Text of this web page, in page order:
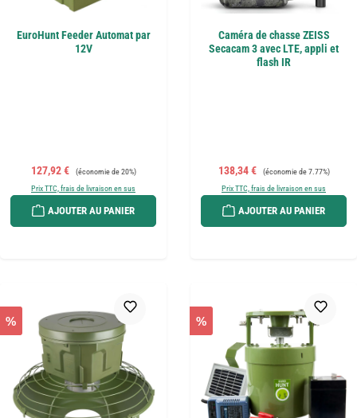
EuroHunt Feeder Automat par
12V
Prix de vente :
127,92 € Prix régulier :
(économie de 20%)
Prix TTC, frais de livraison en sus
AJOUTER AU PANIER
Caméra de chasse ZEISS
Secacam 3 avec LTE, appli et
flash IR
Prix de vente :
138,34 € Prix régulier :
(économie de 7.77%)
Prix TTC, frais de livraison en sus
AJOUTER AU PANIER
% %